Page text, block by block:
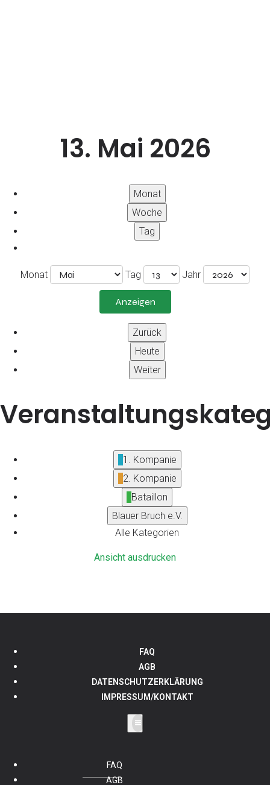
13. Mai 2026
Monat
Woche
Tag
Monat Tag Jahr
Zurück
Heute
Weiter
1. Kompanie
2. Kompanie
Bataillon
Blauer Bruch e.V.
Alle Kategorien
Ansicht ausdrucken
FAQ
AGB
DATENSCHUTZERKLÄRUNG
IMPRESSUM/KONTAKT
FAQ
AGB